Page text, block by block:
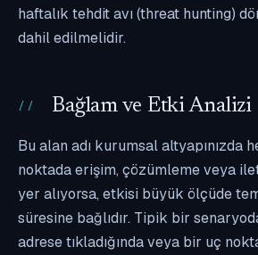
haftalık tehdit avı (threat hunting)
dahil edilmelidir.
Bağlam ve Etki Analizi
Bu alan adı kurumsal altyapınızda
noktada erişim, çözümleme veya
yer alıyorsa, etkisi büyük ölçüde
süresine bağlıdır. Tipik bir
adrese tıkladığında veya bir uç